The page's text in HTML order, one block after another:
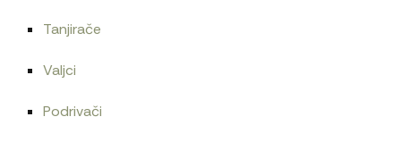
Tanjirače
Valjci
Podrivači